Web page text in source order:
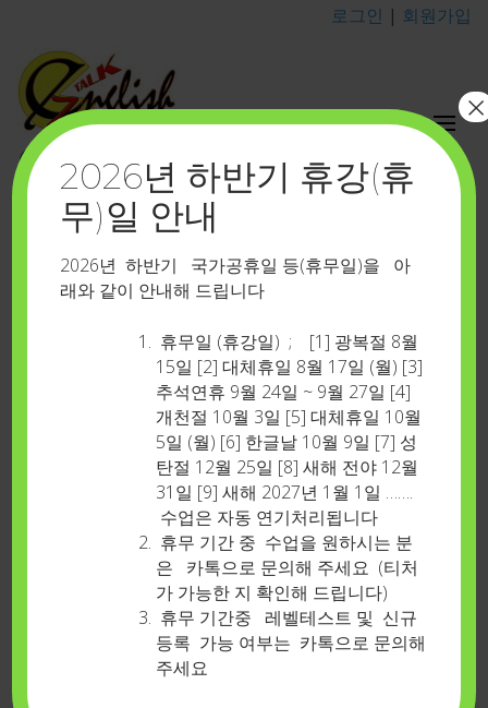
로그인 | 회원가입
이지톡영어포유
카톡 아이디 : eztalkenglish
상품 갤러리-532
프라임타임-50분-주중1회-총4회(1개월)
2026년 하반기 휴강(휴
무)일 안내
2026년 하반기 국가공휴일 등(휴무일)을 아
래와 같이 안내해 드립니다
휴무일 (휴강일) ; [1] 광복절 8월
15일 [2] 대체휴일 8월 17일 (월) [3]
추석연휴 9월 24일 ~ 9월 27일 [4]
개천절 10월 3일 [5] 대체휴일 10월
5일 (월) [6] 한글날 10월 9일 [7] 성
탄절 12월 25일 [8] 새해 전야 12월
31일 [9] 새해 2027년 1월 1일 …….
수업은 자동 연기처리됩니다
휴무 기간 중 수업을 원하시는 분
은 카톡으로 문의해 주세요 (티처
가 가능한 지 확인해 드립니다)
휴무 기간중 레벨테스트 및 신규
등록 가능 여부는 카톡으로 문의해
주세요
×